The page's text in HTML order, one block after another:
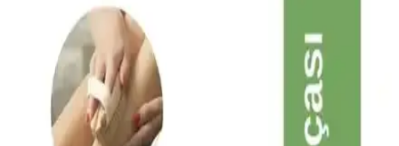
Arasındaki Bağlı İnceleme
Kafein, kozmetikte cilt ve saç bakımında antioksidan ve sıkılaştırıcı
etkileriyle öne çıkar, yaşlanma karşıtı ve canlandırıcı özellikleriyle
güzellik rutinlerinin vazgeçilmez parçası haline gelir.
Kafeinin Güzellik ve Bakım Ürünlerindeki Rolü:
Etkileri ve Kullanım İpuçları